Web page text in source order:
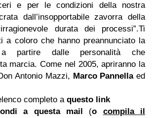
e per le condizioni della nostra
dall’insopportabile zavorra della
durata dei processi”.Ti
a coloro che hanno preannunciato la
a partire dalle personalità che
marcia. Come nel 2005, apriranno la
Antonio Mazzi, Marco Pannellaed
completo a questo link
a questa mail (o
compila il